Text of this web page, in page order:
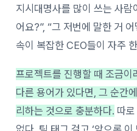
지시대명사를 많이 쓰는 사람
어요?”, “그 저번에 말한 거
속이 복잡한 CEO들이 자주
프로젝트를 진행할 때 조금이
다른 용어가 있다면, 그 순간
리하는 것으로 충분하다. 따